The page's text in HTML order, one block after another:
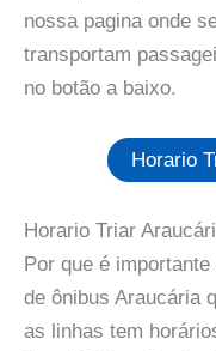
nossa pagina onde
transportam
no botão a baixo.
Horario
Horario Triar
Por que é
de ônibus Araucária
as linhas tem